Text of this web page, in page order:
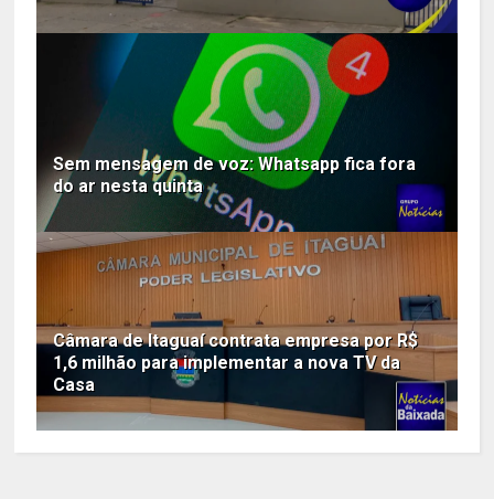
Sem mensagem de voz: Whatsapp fica fora
do ar nesta quinta
Câmara de Itaguaí contrata empresa por R$
1,6 milhão para implementar a nova TV da
Casa